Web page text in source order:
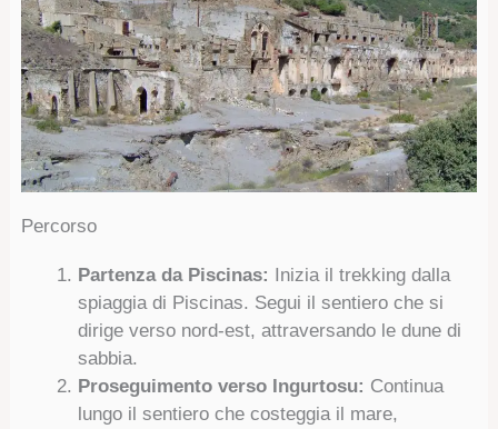
Percorso
Partenza da Piscinas: Inizia il trekking dalla
spiaggia di Piscinas. Segui il sentiero che si
dirige verso nord-est, attraversando le dune di
sabbia.
Proseguimento verso Ingurtosu: Continua
lungo il sentiero che costeggia il mare,